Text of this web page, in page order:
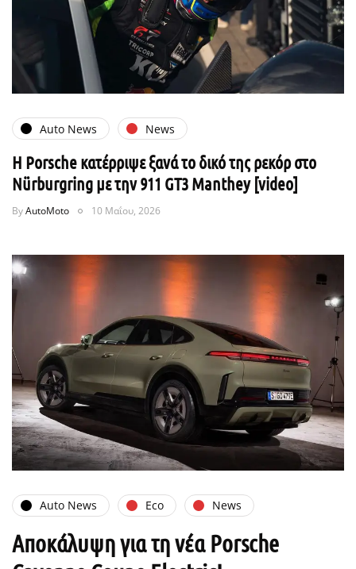
Auto News News
Η Porsche κατέρριψε ξανά το δικό της ρεκόρ στο
Nürburgring με την 911 GT3 Manthey [video]
ByAutoMoto 10 Μαΐου, 2026
Auto News Eco News
Αποκάλυψη για τη νέα Porsche